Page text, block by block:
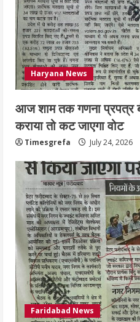
Haryana News
आज शाम तक गणना प्रपत्र
कराया तो कट जाएगा वोट
Timesgrefa July 24, 2026
Faridabad News